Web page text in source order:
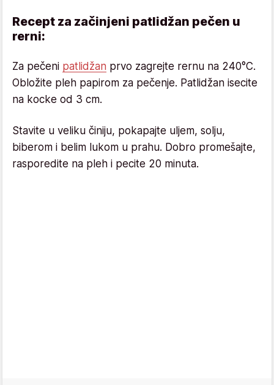
Recept za začinjeni patlidžan pečen u
rerni:
Za pečeni patlidžan prvo zagrejte rernu na 240°C.
Obložite pleh papirom za pečenje. Patlidžan isecite
na kocke od 3 cm.
Stavite u veliku činiju, pokapajte uljem, solju,
biberom i belim lukom u prahu. Dobro promešajte,
rasporedite na pleh i pecite 20 minuta.